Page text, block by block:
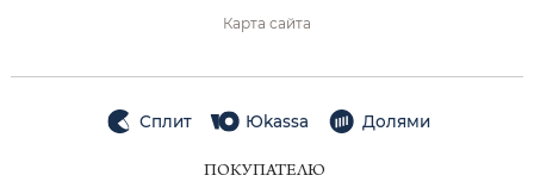
Карта сайта
Сплит Юkassa Долями
ПОКУПАТЕЛЮ